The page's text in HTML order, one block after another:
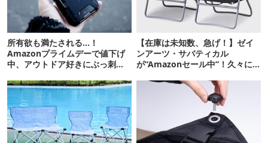
所有欲も満たされる…！
Amazonプライムデーで値下げ
中、アウトドア好きにぶっ刺さ
【在庫は未知数、急げ！】ゼイ
ンアーツ・サバティカル
が“Amazonセール中”！久々に